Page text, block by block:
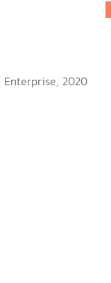
Enterprise, 2020